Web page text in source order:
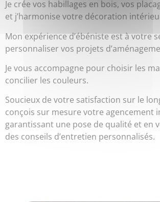
Je crée vos habillages en bois, vos
et j’harmonise votre décoration
Mon expérience d’ébéniste est à votre
personnaliser vos projets
Je vous accompagne pour choisir les
concilier les couleurs.
Soucieux de votre satisfaction sur le
conçois sur mesure votre agencement
garantissant une pose de qualité et en
des conseils d’entretien personnalisés.